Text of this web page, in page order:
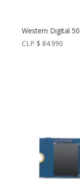
Western Digital
CLP $ 84.990